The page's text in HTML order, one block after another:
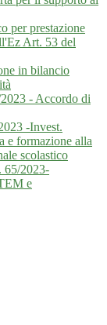
per prestazione
Art. 53 del
in bilancio
- Accordo di
-Invest.
e formazione alla
scolastico
65/2023-
e